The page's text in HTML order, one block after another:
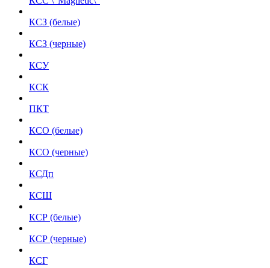
КСЗ (белые)
КСЗ (черные)
КСУ
КСК
ПКТ
КСО (белые)
КСО (черные)
КСДп
КСШ
КСР (белые)
КСР (черные)
КСГ